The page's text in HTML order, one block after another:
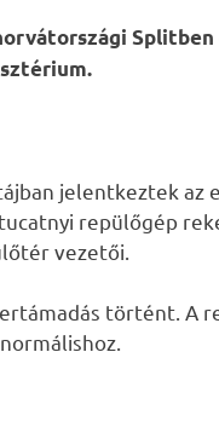
Splitben
jelentkeztek az
repülőgép
vezetői.
történt. A